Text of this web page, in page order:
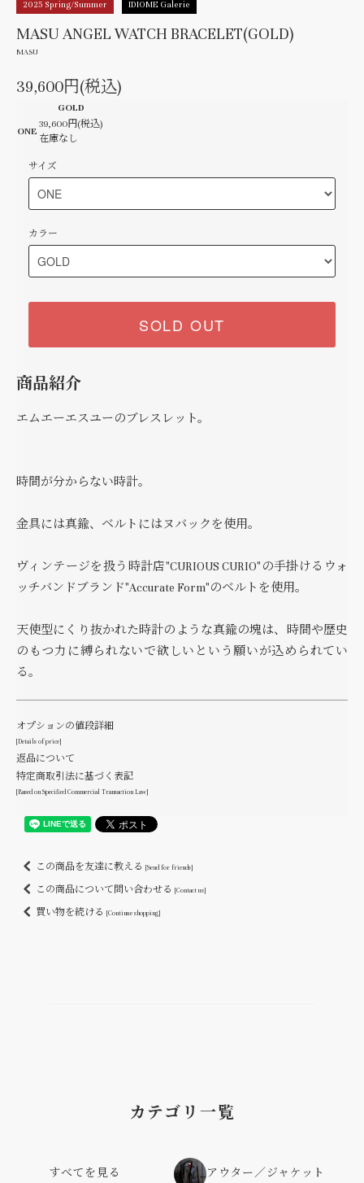
2025 Spring/Summer IDIOME Galerie
MASU ANGEL WATCH BRACELET(GOLD)
MASU
39,600円(税込)
GOLD
ONE
39,600円(税込)
在庫なし
サイズ
カラー
SOLD OUT
商品紹介
エムエーエスユーのブレスレット。
時間が分からない時計。
金具には真鍮、ベルトにはヌバックを使用。
ヴィンテージを扱う時計店"CURIOUS CURIO"の手掛けるウォ
ッチバンドブランド"Accurate Form"のベルトを使用。
天使型にくり抜かれた時計のような真鍮の塊は、時間や歴史
のもつ力に縛られないで欲しいという願いが込められてい
る。
オプションの値段詳細
[Details of price]
返品について
特定商取引法に基づく表記
[Based on Specified Commercial Transaction Law]
この商品を友達に教える [Send for friends]
この商品について問い合わせる [Contact us]
買い物を続ける [Continue shopping]
カテゴリ一覧
すべてを見る アウター／ジャケット